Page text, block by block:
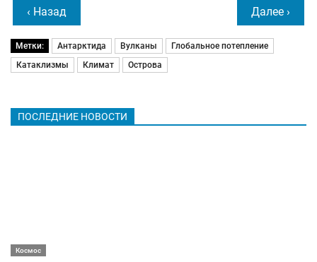
‹ Назад Далее ›
Метки: Антарктида Вулканы
Глобальное потепление
Катаклизмы
Климат Острова
ПОСЛЕДНИЕ НОВОСТИ
Космос